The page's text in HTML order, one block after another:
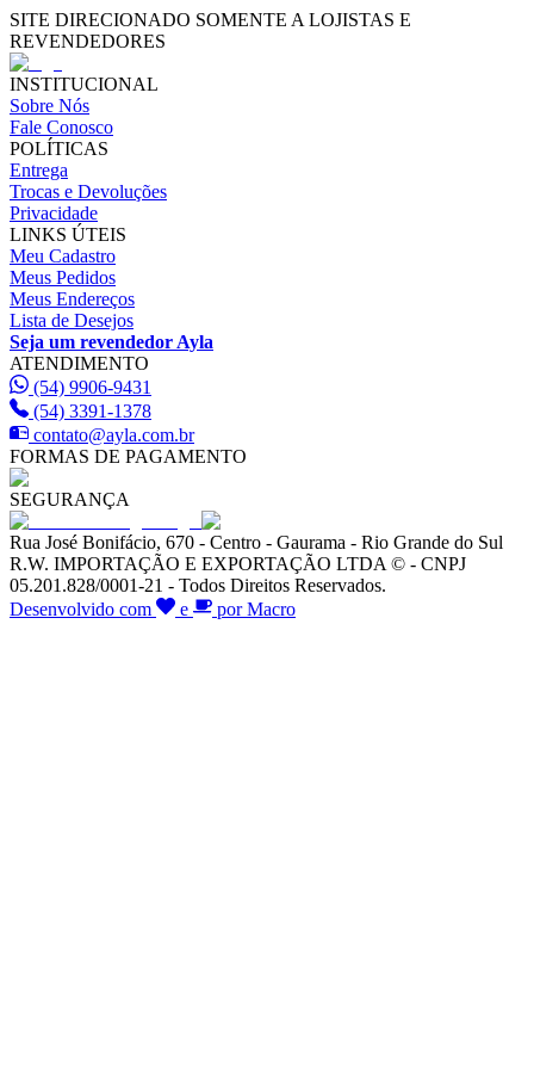
SITE DIRECIONADO SOMENTE A LOJISTAS E
REVENDEDORES
INSTITUCIONAL
Sobre Nós
Fale Conosco
POLÍTICAS
Entrega
Trocas e Devoluções
Privacidade
LINKS ÚTEIS
Meu Cadastro
Meus Pedidos
Meus Endereços
Lista de Desejos
Seja um revendedor Ayla
ATENDIMENTO
(54) 9906-9431
(54) 3391-1378
contato@ayla.com.br
FORMAS DE PAGAMENTO
SEGURANÇA
Rua José Bonifácio, 670 - Centro - Gaurama - Rio Grande do Sul
R.W. IMPORTAÇÃO E EXPORTAÇÃO LTDA © - CNPJ
05.201.828/0001-21 - Todos Direitos Reservados.
Desenvolvido com
e por Macro